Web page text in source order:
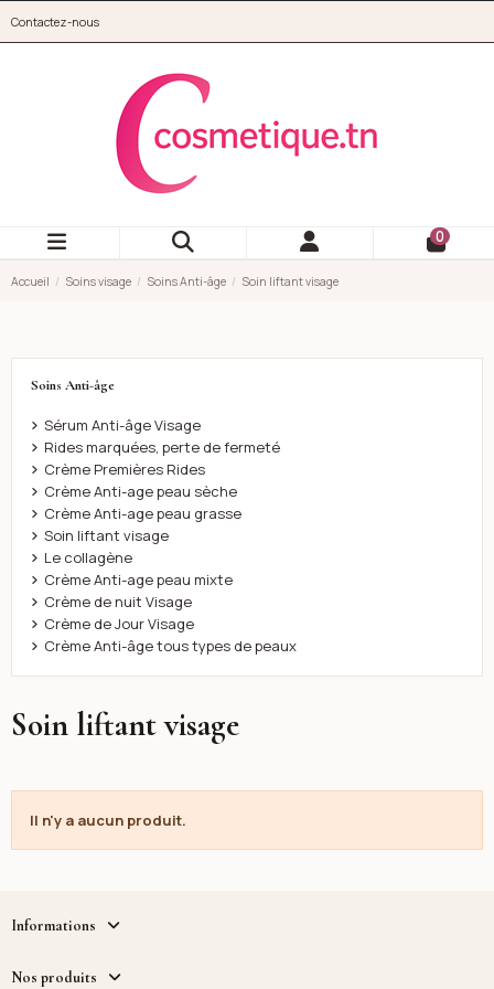
Contactez-nous
0
Accueil Soins visage Soins Anti-âge Soin liftant visage
Soin liftant visage
Il n'y a aucun produit.
Soins Anti-âge
Sérum Anti-âge Visage
Rides marquées, perte de fermeté
Crème Premières Rides
Crème Anti-age peau sèche
Crème Anti-age peau grasse
Soin liftant visage
Le collagène
Crème Anti-age peau mixte
Crème de nuit Visage
Crème de Jour Visage
Crème Anti-âge tous types de peaux
Informations
Nos produits